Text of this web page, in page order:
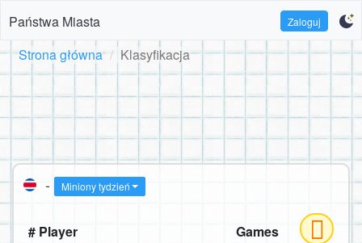
Państwa Miasta Zaloguj
Strona główna Klasyfikacja
- Miniony tydzień
# Player
Games